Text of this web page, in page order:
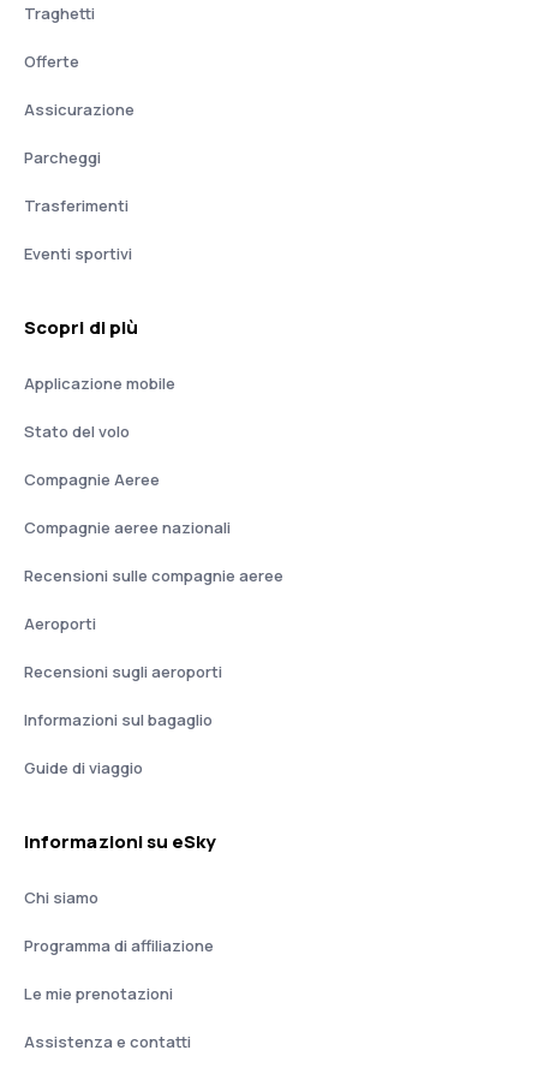
Traghetti
Offerte
Assicurazione
Parcheggi
Trasferimenti
Eventi sportivi
Scopri di più
Applicazione mobile
Stato del volo
Compagnie Aeree
Compagnie aeree nazionali
Recensioni sulle compagnie aeree
Aeroporti
Recensioni sugli aeroporti
Informazioni sul bagaglio
Guide di viaggio
Informazioni su eSky
Chi siamo
Programma di affiliazione
Le mie prenotazioni
Assistenza e contatti